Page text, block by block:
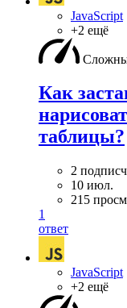
JavaScript
+2 ещё
Как
таблицы?
2
10 июл.
215
1
ответ
JavaScript
+2 ещё